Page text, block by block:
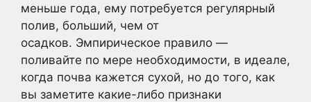
меньше года, ему потребуется регулярный
полив, больший, чем от
осадков. Эмпирическое правило —
поливайте по мере необходимости, в идеале,
когда почва кажется сухой, но до того, как
вы заметите какие-либо признаки